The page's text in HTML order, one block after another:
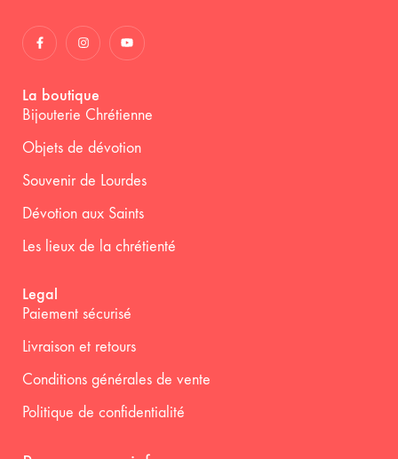
La boutique
Bijouterie Chrétienne
Objets de dévotion
Souvenir de Lourdes
Dévotion aux Saints
Les lieux de la chrétienté
Legal
Paiement sécurisé
Livraison et retours
Conditions générales de vente
Politique de confidentialité